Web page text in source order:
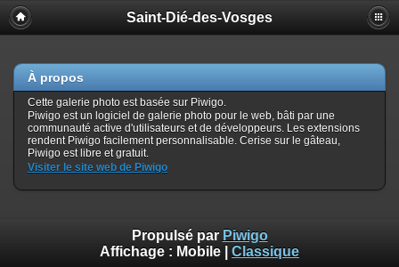
Saint-Dié-des-Vosges
À propos
Cette galerie photo est basée sur Piwigo.
Piwigo est un logiciel de galerie photo pour le web, bâti par une
communauté active d'utilisateurs et de développeurs. Les extensions
rendent Piwigo facilement personnalisable. Cerise sur le gâteau,
Piwigo est libre et gratuit.
Visiter le site web de Piwigo
Propulsé par Piwigo
Affichage : Mobile Classique